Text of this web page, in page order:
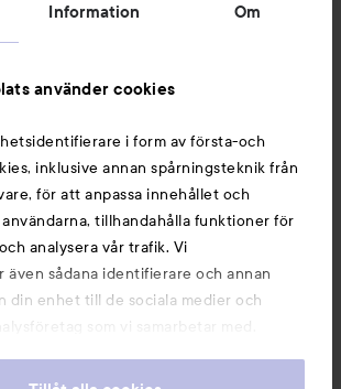
Information Om
använder cookies
i form av första-och
inklusive annan spårningsteknik från
för att anpassa innehållet och
tillhandahålla funktioner för
analysera vår trafik. Vi
även sådana identifierare och annan
din enhet till de sociala medier och
som vi samarbetar med.
du har tillhandahållit eller som de har
gillar